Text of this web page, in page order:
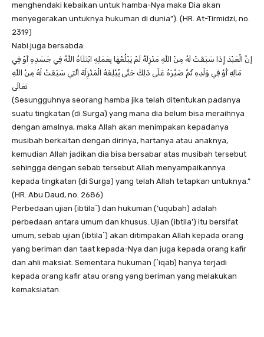
menghendaki kebaikan untuk hamba-Nya maka Dia akan
menyegerakan untuknya hukuman di dunia”). (HR. At-Tirmidzi, no.
2319)
Nabi juga bersabda:
إنَّ الْعَبْدَ إِذَا سَبَقَتْ لَهُ مِنْ اللَّهِ مَنْزِلَةٌ لَمْ يَبْلُغْهَا بِعَمَلِهِ ابْتَلَاهُ اللَّهُ فِي جَسَدِهِ أَوْ فِي
مَالِهِ أَوْ فِي وَلَدِهِ ثُمَّ صَبَّرَهُ عَلَى ذَلِكَ حَتَّى يُبْلِغَهُ الْمَنْزِلَةَ الَّتِي سَبَقَتْ لَهُ مِنْ اللَّهِ
تَعَالَى
(Sesungguhnya seorang hamba jika telah ditentukan padanya
suatu tingkatan (di Surga) yang mana dia belum bisa meraihnya
dengan amalnya, maka Allah akan menimpakan kepadanya
musibah berkaitan dengan dirinya, hartanya atau anaknya,
kemudian Allah jadikan dia bisa bersabar atas musibah tersebut
sehingga dengan sebab tersebut Allah menyampaikannya
kepada tingkatan (di Surga) yang telah Allah tetapkan untuknya.”
(HR. Abu Daud, no. 2686)
Perbedaan ujian (ibtila`) dan hukuman (‘uqubah) adalah
perbedaan antara umum dan khusus. Ujian (ibtila’) itu bersifat
umum, sebab ujian (ibtila`) akan ditimpakan Allah kepada orang
yang beriman dan taat kepada-Nya dan juga kepada orang kafir
dan ahli maksiat. Sementara hukuman (`iqab) hanya terjadi
kepada orang kafir atau orang yang beriman yang melakukan
kemaksiatan.